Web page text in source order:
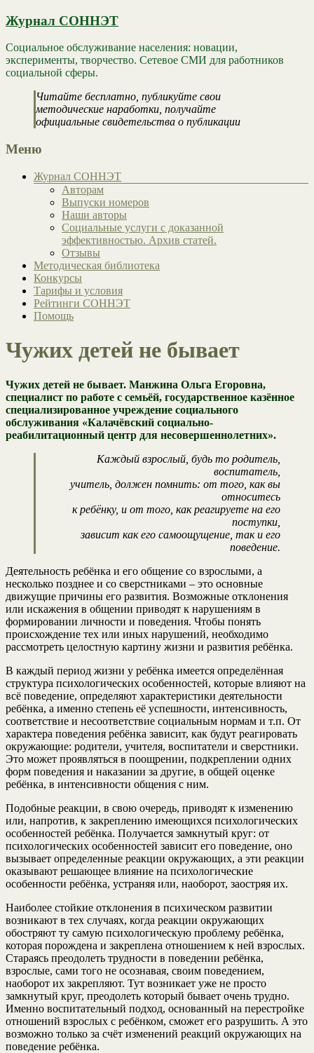
Журнал СОННЭТ
Социальное обслуживание населения: новации,
эксперименты, творчество. Сетевое СМИ для работников
социальной сферы.
Читайте бесплатно, публикуйте свои
методические наработки, получайте
официальные свидетельства о публикации
Меню
Журнал СОННЭТ
Авторам
Выпуски номеров
Наши авторы
Социальные услуги с доказанной
эффективностью. Архив статей.
Отзывы
Методическая библиотека
Конкурсы
Тарифы и условия
Рейтинги СОННЭТ
Помощь
Чужих детей не бывает
Чужих детей не бывает. Манжина Ольга Егоровна,
специалист по работе с семьёй, государственное казённое
специализированное учреждение социального
обслуживания «Калачёвский социально-
реабилитационный центр для несовершеннолетних».
Каждый взрослый, будь то родитель,
воспитатель,
учитель, должен помнить: от того, как вы
относитесь
к ребёнку, и от того, как реагируете на его
поступки,
зависит как его самоощущение, так и его
поведение.
Деятельность ребёнка и его общение со взрослыми, а
несколько позднее и со сверстниками – это основные
движущие причины его развития. Возможные отклонения
или искажения в общении приводят к нарушениям в
формировании личности и поведения. Чтобы понять
происхождение тех или иных нарушений, необходимо
рассмотреть целостную картину жизни и развития ребёнка.
В каждый период жизни у ребёнка имеется определённая
структура психологических особенностей, которые влияют на
всё поведение, определяют характеристики деятельности
ребёнка, а именно степень её успешности, интенсивность,
соответствие и несоответствие социальным нормам и т.п. От
характера поведения ребёнка зависит, как будут реагировать
окружающие: родители, учителя, воспитатели и сверстники.
Это может проявляться в поощрении, подкреплении одних
форм поведения и наказании за другие, в общей оценке
ребёнка, в интенсивности общения с ним.
Подобные реакции, в свою очередь, приводят к изменению
или, напротив, к закреплению имеющихся психологических
особенностей ребёнка. Получается замкнутый круг: от
психологических особенностей зависит его поведение, оно
вызывает определенные реакции окружающих, а эти реакции
оказывают решающее влияние на психологические
особенности ребёнка, устраняя или, наоборот, заостряя их.
Наиболее стойкие отклонения в психическом развитии
возникают в тех случаях, когда реакции окружающих
обостряют ту самую психологическую проблему ребёнка,
которая порождена и закреплена отношением к ней взрослых.
Стараясь преодолеть трудности в поведении ребёнка,
взрослые, сами того не осознавая, своим поведением,
наоборот их закрепляют. Тут возникает уже не просто
замкнутый круг, преодолеть который бывает очень трудно.
Именно воспитательный подход, основанный на перестройке
отношений взрослых с ребёнком, сможет его разрушить. А это
возможно только за счёт изменений реакций окружающих на
поведение ребёнка.